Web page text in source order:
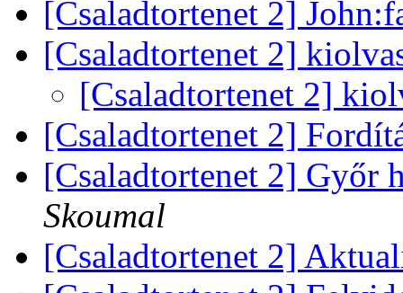
[Csaladtortenet 2]
[Csaladtortenet 2]
[Csaladtortenet 2]
[Csaladtortenet 2]
[Csaladtortenet 2] Győr
Skoumal
[Csaladtortenet 2]